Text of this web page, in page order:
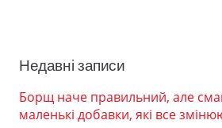
Недавні записи
Борщ наче правильний, але
маленькі добавки, які все